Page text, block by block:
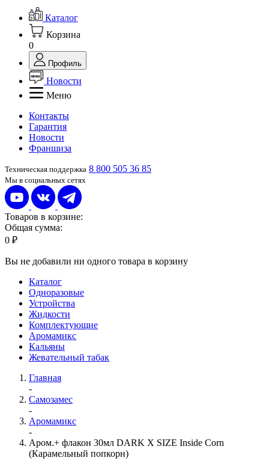
Каталог
Корзина
0
Профиль
Новости
Меню
Контакты
Гарантия
Новости
Франшиза
Техническая поддержка 8 800 505 36 85
Мы в социальных сетях
Товаров в корзине:
Общая сумма:
0 ₽
Вы не добавили ни одного товара в корзину
Каталог
Одноразовые
Устройства
Жидкости
Комплектующие
Аромамикс
Кальяны
Жевательный табак
Главная
-
Самозамес
-
Аромамикс
-
Аром.+ флакон 30мл DARK X SIZE Inside Corn
(Карамельный попкорн)